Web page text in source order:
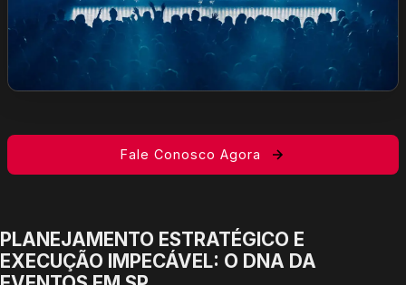
Fale Conosco Agora
PLANEJAMENTO ESTRATÉGICO E
EXECUÇÃO IMPECÁVEL: O DNA DA